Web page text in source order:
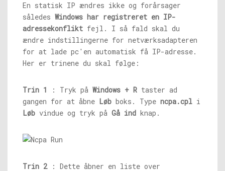
En statisk IP ændres ikke og forårsager
således Windows har registreret en IP-
adressekonflikt fejl. I så fald skal du
ændre indstillingerne for netværksadapteren
for at lade pc'en automatisk få IP-adresse.
Her er trinene du skal følge:
Trin 1 : Tryk på Windows + R taster ad
gangen for at åbne Løb boks. Type ncpa.cpl i
Løb vindue og tryk på Gå ind knap.
Trin 2: Dette åbner en liste over